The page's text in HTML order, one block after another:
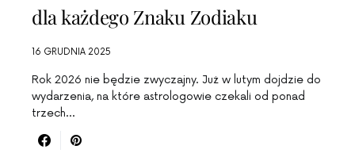
dla każdego Znaku Zodiaku
16 GRUDNIA 2025
Rok 2026 nie będzie zwyczajny. Już w lutym dojdzie do
wydarzenia, na które astrologowie czekali od ponad
trzech…